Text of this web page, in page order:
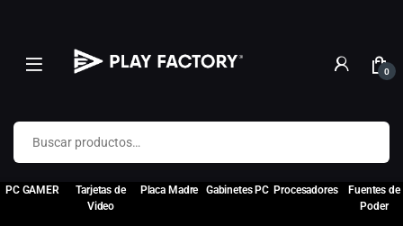
0
Buscar por:
PC GAMER
Tarjetas de
Video
Placa Madre Gabinetes PC Procesadores
Fuentes de
Poder